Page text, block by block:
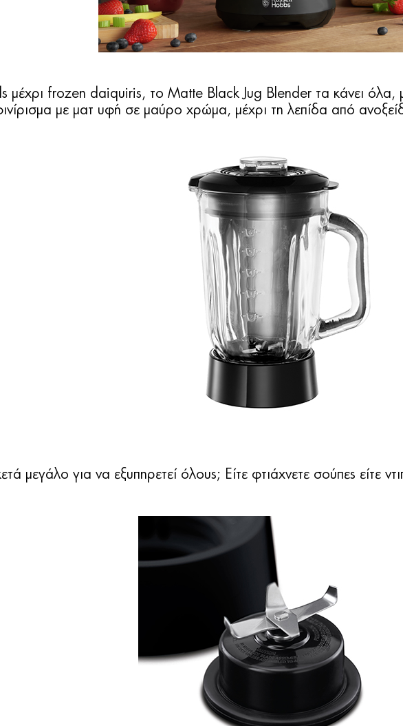
frozen daiquiris, το Matte Black Jug Blender τα κάνει όλα,
με ματ υφή σε μαύρο χρώμα, μέχρι τη λεπίδα από
μεγάλο για να εξυπηρετεί όλους; Είτε φτιάχνετε σούπες είτε